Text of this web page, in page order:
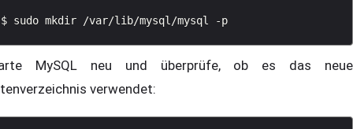
MySQL neu und überprüfe, ob es das neue
verwendet: